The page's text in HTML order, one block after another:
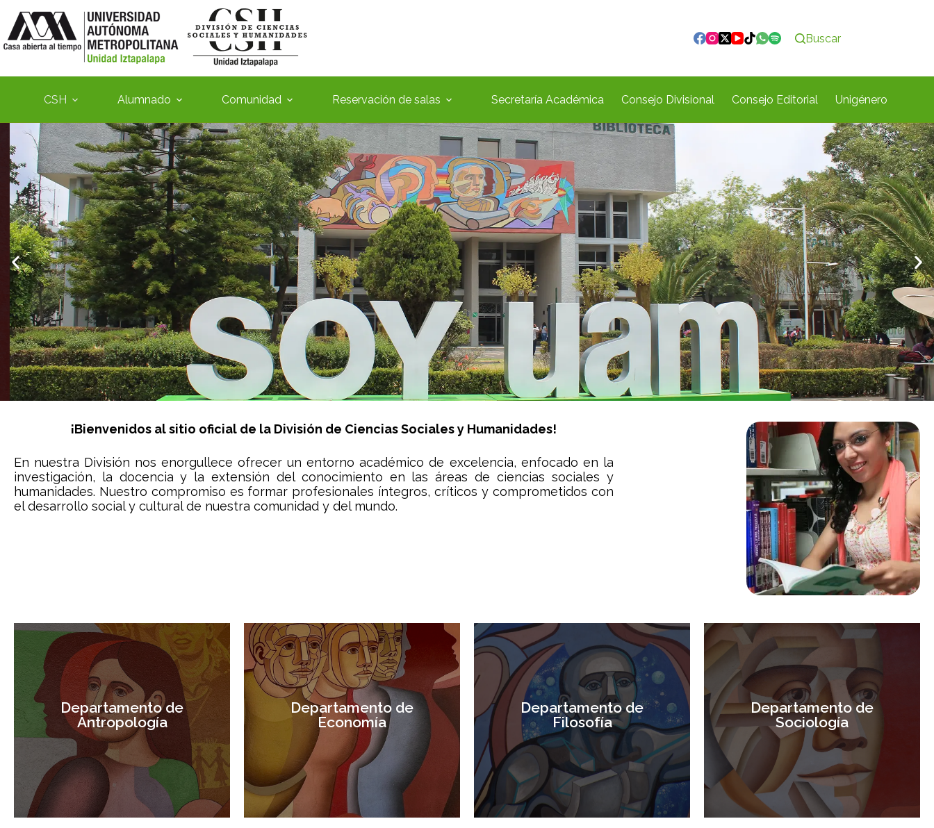
Buscar
CSH Alumnado Comunidad Reservación de salas Secretaría Académica Consejo Divisional Consejo Editorial Unigénero
Sitio web
¡Bienvenidos al sitio oficial de la División de Ciencias Sociales y Humanidades!
En nuestra División nos enorgullece ofrecer un entorno académico de excelencia, enfocado en la
investigación, la docencia y la extensión del conocimiento en las áreas de ciencias sociales y
humanidades. Nuestro compromiso es formar profesionales íntegros, críticos y comprometidos con
el desarrollo social y cultural de nuestra comunidad y del mundo.
Departamento de
Antropología
Visitar sitio
Departamento de
Economía
Visitar sitio
Departamento de
Filosofía
Visitar sitio
Departamento de
Sociología
Visitar sitio